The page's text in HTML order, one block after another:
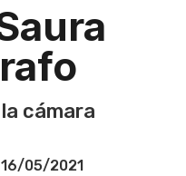
cámara
16/05/2021